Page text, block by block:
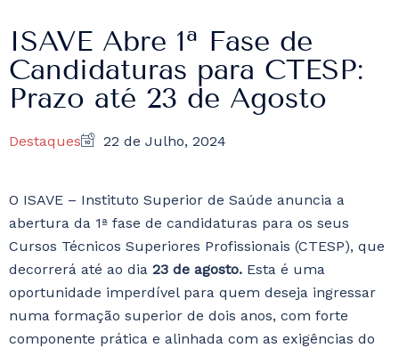
ISAVE Abre 1ª Fase de
Candidaturas para CTESP:
Prazo até 23 de Agosto
Destaques 22 de Julho, 2024
O ISAVE – Instituto Superior de Saúde anuncia a
abertura da 1ª fase de candidaturas para os seus
Cursos Técnicos Superiores Profissionais (CTESP), que
decorrerá até ao dia 23 de agosto. Esta é uma
oportunidade imperdível para quem deseja ingressar
numa formação superior de dois anos, com forte
componente prática e alinhada com as exigências do